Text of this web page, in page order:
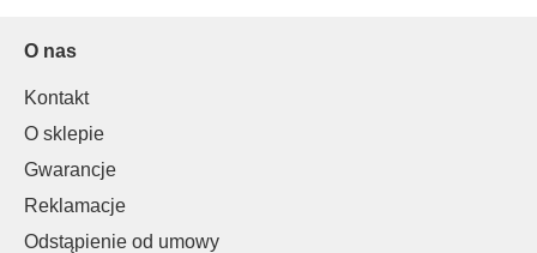
O nas
Kontakt
O sklepie
Gwarancje
Reklamacje
Odstąpienie od umowy